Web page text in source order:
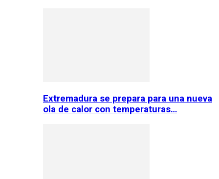
Extremadura se prepara para una nueva
ola de calor con temperaturas…